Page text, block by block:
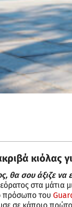
κιόλας
θα σου άξιζε να
στα
πρόσωπο του